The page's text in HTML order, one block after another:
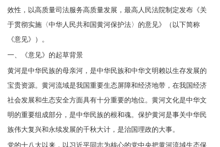
效性，以高质量司法服务高质量发展，最高人民法院制定发布《关
于贯彻实施〈中华人民共和国黄河保护法〉的意见》（以下简称
《意见》）。
一、《意见》的起草背景
黄河是中华民族的母亲河，是中华民族和中华文明赖以生存发展的
宝贵资源。黄河流域是我国重要生态屏障和经济地带，在我国经济
社会发展和生态安全方面具有十分重要的地位。黄河文化是中华文
明的重要组成部分，是中华民族的根和魂。保护黄河是事关中华民
族伟大复兴和永续发展的千秋大计，是治国理政的大事。
党的十八大以来，以习近平同志为核心的党中央把黄河流域生态保